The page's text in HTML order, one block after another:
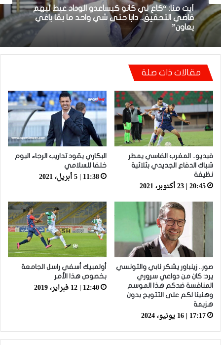
18:48 | 8 أبريل، 2026
أيت منا: “كاع لي كانو كيساعدو الوداد عيط ليهم
قاضي التحقيق.. دابا حتى شي واحد ما بقا باغي
يعاون”
22:23 | 6 أبريل، 2026
توالي النتائج السلبية يلاحق الوداد الرياضي بعد
تعادل جديد أمام الدفاع الحسني الجديدي
مقالات ذات صلة
فيديو.. المغرب الفاسي يمطر
شباك الدفاع الجديدي بثلاثية
نظيفة
20:45 | 23 أكتوبر، 2021
البكاري يقود تداريب الرجاء اليوم
خلفا للسلامي
11:38 | 5 أبريل، 2021
صور.. زينباور يشكر نابي والتونسي
يرد: كان من دواعي سروري
المنافسة ضدكم هذا الموسم
وهنيئا لكم على التتويج بدون
هزيمة
17:17 | 16 يونيو، 2024
أولمبيك أسفي راسل الجامعة
بخصوص هذا الأمر
12:40 | 12 فبراير، 2019